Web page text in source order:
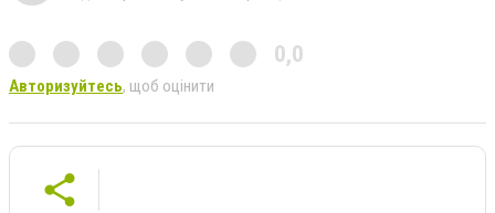
0,0
Авторизуйтесь, щоб оцінити